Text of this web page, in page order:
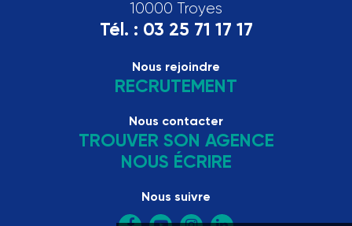
10000 Troyes
Tél. : 03 25 71 17 17
Nous rejoindre
RECRUTEMENT
Nous contacter
TROUVER SON AGENCE
NOUS ÉCRIRE
Nous suivre